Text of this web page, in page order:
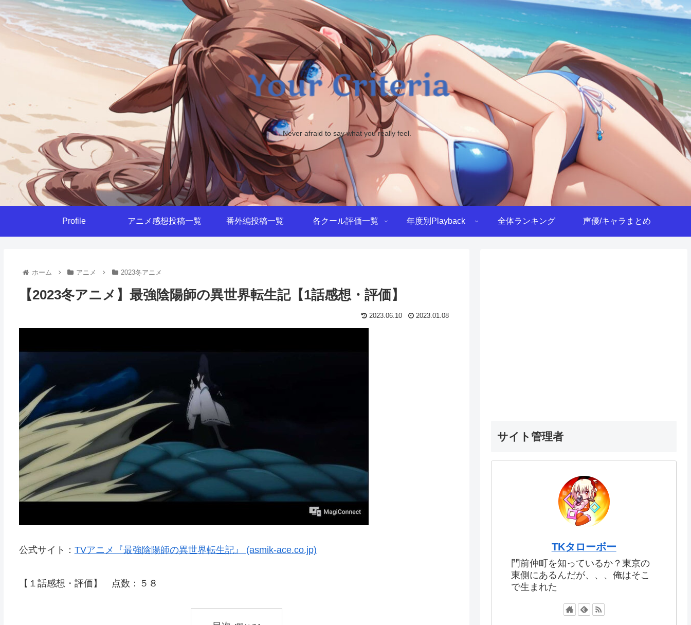
Never afraid to say what you really feel.
Profile アニメ感想投稿一覧 番外編投稿一覧 各クール評価一覧 年度別Playback 全体ランキング 声優/キャラまとめ
ホーム アニメ 2023冬アニメ
【2023冬アニメ】最強陰陽師の異世界転生記【1話感想・評価】
2023.06.10 2023.01.08
公式サイト： TVアニメ『最強陰陽師の異世界転生記』 (asmik-ace.co.jp)
【１話感想・評価】 点数：５８
サイト管理者
TKタローボー
門前仲町を知っているか？東京の
東側にあるんだが、、、俺はそこ
で生まれた